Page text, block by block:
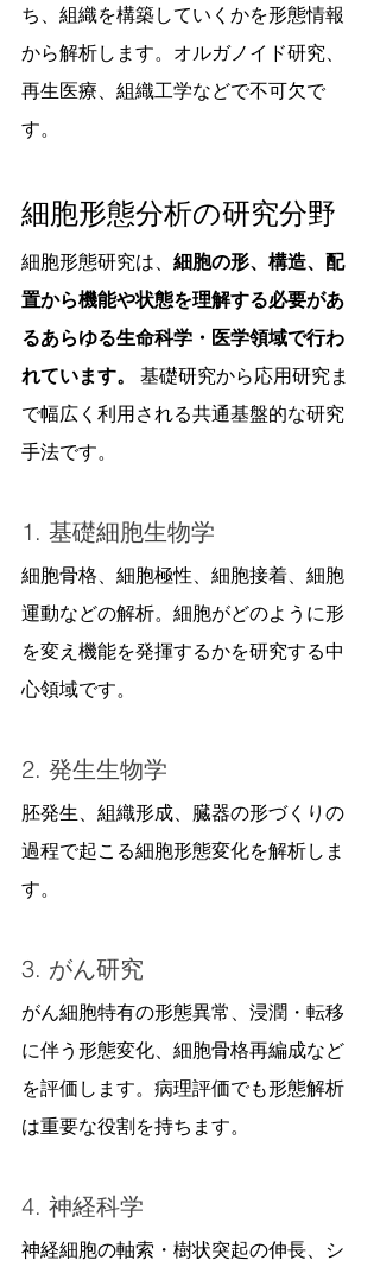
ち、組織を構築していくかを形態情報
から解析します。オルガノイド研究、
再生医療、組織工学などで不可欠で
す。
細胞形態分析の研究分野
細胞形態研究は、 細胞の形、構造、配
置から機能や状態を理解する必要があ
るあらゆる生命科学・医学領域で行わ
れています。
基礎研究から応用研究ま
で幅広く利用される共通基盤的な研究
手法です。
1. 基礎細胞生物学
細胞骨格、細胞極性、細胞接着、細胞
運動などの解析。細胞がどのように形
を変え機能を発揮するかを研究する中
心領域です。
2. 発生生物学
胚発生、組織形成、臓器の形づくりの
過程で起こる細胞形態変化を解析しま
す。
3. がん研究
がん細胞特有の形態異常、浸潤・転移
に伴う形態変化、細胞骨格再編成など
を評価します。病理評価でも形態解析
は重要な役割を持ちます。
4. 神経科学
神経細胞の軸索・樹状突起の伸長、シ